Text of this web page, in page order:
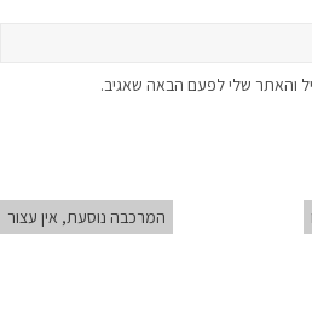
והאתר שלי לפעם הבאה שאגיב.
המרכבה נוסעת, אין עצור